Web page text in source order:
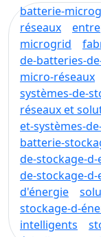
batterie-
réseaux
microgrid
de-batteries-
micro-réseaux
systèmes-de-
réseaux et
et-systèmes-
batterie-
de-stockage-
de-stockage-
d'énergie
stockage-d-
intelligents